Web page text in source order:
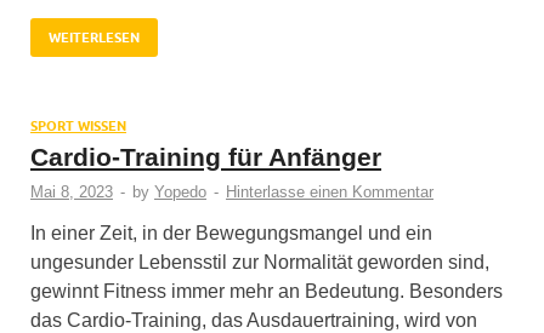
WEITERLESEN
SPORT WISSEN
Cardio-Training für Anfänger
Mai 8, 2023 - by Yopedo - Hinterlasse einen Kommentar
In einer Zeit, in der Bewegungsmangel und ein
ungesunder Lebensstil zur Normalität geworden sind,
gewinnt Fitness immer mehr an Bedeutung. Besonders
das Cardio-Training, das Ausdauertraining, wird von